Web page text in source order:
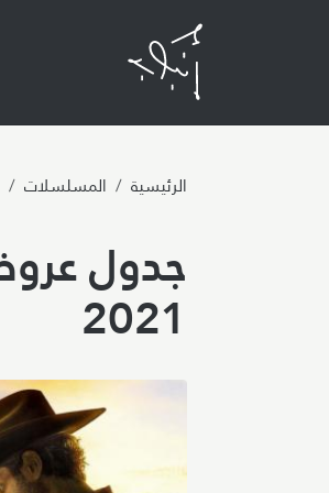
الرئيسية المسلسلات
2021